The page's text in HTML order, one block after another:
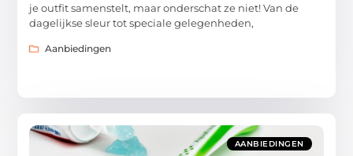
je outfit samenstelt, maar onderschat ze niet! Van de
dagelijkse sleur tot speciale gelegenheden,
Aanbiedingen
AANBIEDINGEN